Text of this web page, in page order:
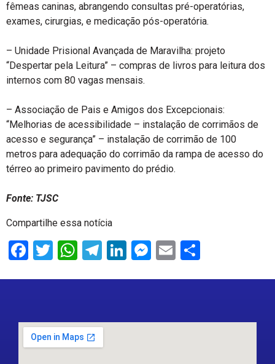
fêmeas caninas, abrangendo consultas pré-operatórias,
exames, cirurgias, e medicação pós-operatória.
– Unidade Prisional Avançada de Maravilha: projeto
“Despertar pela Leitura” – compras de livros para leitura dos
internos com 80 vagas mensais.
– Associação de Pais e Amigos dos Excepcionais:
“Melhorias de acessibilidade – instalação de corrimãos de
acesso e segurança” – instalação de corrimão de 100
metros para adequação do corrimão da rampa de acesso do
térreo ao primeiro pavimento do prédio.
Fonte: TJSC
Compartilhe essa notícia
Facebook
Twitter
WhatsApp
Telegram
LinkedIn
Messenger
Email